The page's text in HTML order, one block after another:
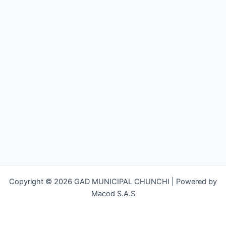
Copyright © 2026 GAD MUNICIPAL CHUNCHI | Powered by
Macod S.A.S